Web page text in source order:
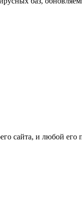
сайта, и любой его